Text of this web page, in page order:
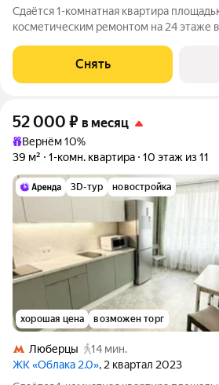
Сдаётся 1-комнатная квартира
косметическим ремонтом на 24 этаже
Дом - монолитный, окна
Снять
52 000 ₽ в месяц
Вернём 10%
39 м²
1-комн. квартира 10 этаж из 11
3D-тур новостройка
хорошая цена возможен торг
Люберцы
14 мин.
ЖК «Облака 2.0», 2 квартал 2023